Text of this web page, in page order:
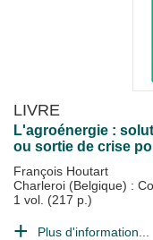
LIVRE
L'agroénergie :
ou sortie de crise
François Houtart
Charleroi (Belgique) :
1 vol. (217 p.)
Plus d'information...